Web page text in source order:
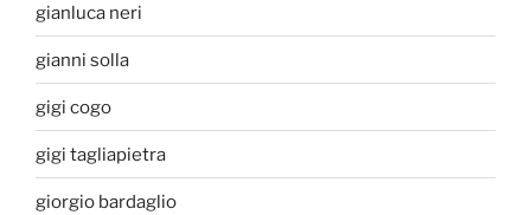
gianluca neri
gianni solla
gigi cogo
gigi tagliapietra
giorgio bardaglio